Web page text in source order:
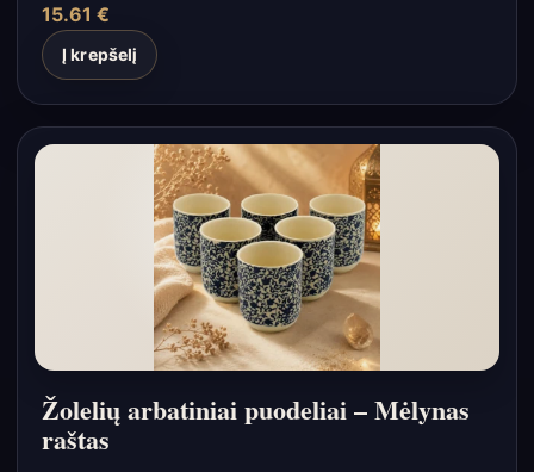
15.61 €
Į krepšelį
Žolelių arbatiniai puodeliai – Mėlynas
raštas